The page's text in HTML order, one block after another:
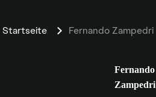
Startseite Fernando Zampedri
Fernando
Zampedri